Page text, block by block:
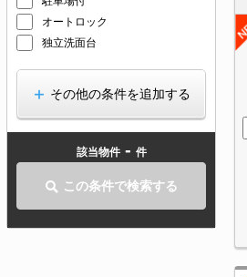
オートロック
独立洗面台
その他の条件を追加する
該当物件 - 件
この条件で検索する